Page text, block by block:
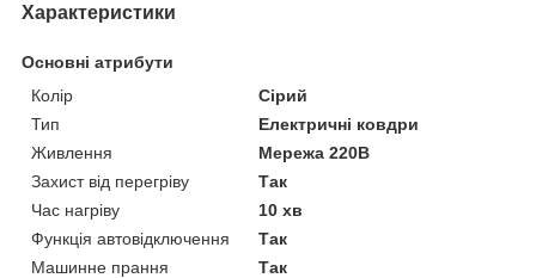
Характеристики
Основні атрибути
Колір
Сірий
Тип
Електричні ковдри
Живлення
Мережа 220В
Захист від перегріву
Так
Час нагріву
10 хв
Функція автовідключення
Так
Машинне прання
Так